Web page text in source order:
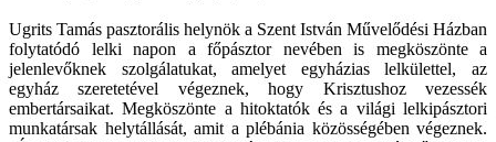
Ugrits Tamás pasztorális helynök a Szent István Művelődési Házban
folytatódó lelki napon a főpásztor nevében is megköszönte a
jelenlevőknek szolgálatukat, amelyet egyházias lelkülettel, az
egyház szeretetével végeznek, hogy Krisztushoz vezessék
embertársaikat. Megköszönte a hitoktatók és a világi lelkipásztori
munkatársak helytállását, amit a plébánia közösségében végeznek.